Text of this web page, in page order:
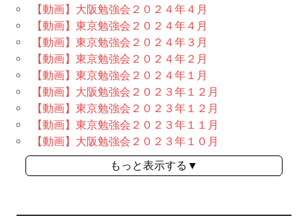
【動画】大阪勉強会２０２４年４月
【動画】東京勉強会２０２４年４月
【動画】東京勉強会２０２４年３月
【動画】東京勉強会２０２４年２月
【動画】東京勉強会２０２４年１月
【動画】大阪勉強会２０２３年１２月
【動画】東京勉強会２０２３年１２月
【動画】東京勉強会２０２３年１１月
【動画】大阪勉強会２０２３年１０月
もっと表示する▼